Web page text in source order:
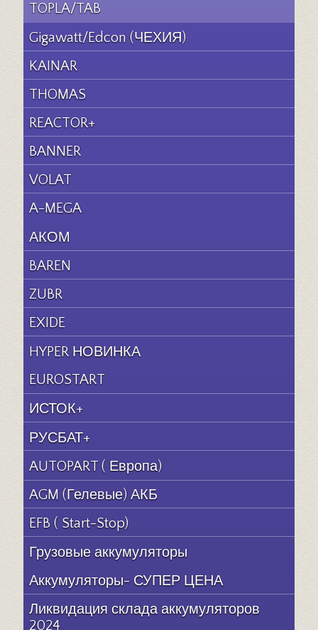
TOPLA/TAB
Gigawatt/Edcon (ЧЕХИЯ)
KAINAR
THOMAS
REACTOR+
BANNER
VOLAT
A-MEGA
АКОМ
BAREN
ZUBR
EXIDE
HYPER НОВИНКА
EUROSTART
ИСТОК+
РУСБАТ+
AUTOPART ( Европа)
AGM (Гелевые) АКБ
EFB ( Start-Stop)
Грузовые аккумуляторы
Аккумуляторы- СУПЕР ЦЕНА
Ликвидация склада аккумуляторов
2024